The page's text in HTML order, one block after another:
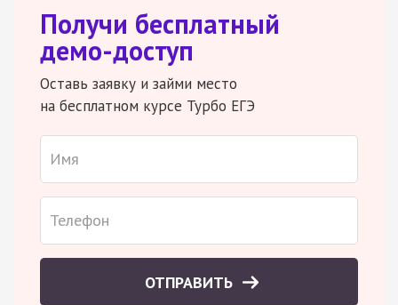
Получи бесплатный
демо-доступ
Оставь заявку и займи место
на бесплатном курсе Турбо ЕГЭ
ОТПРАВИТЬ